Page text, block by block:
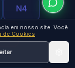
em nosso site. Você
de Cookies
N4
7